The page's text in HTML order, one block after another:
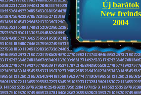
Új barátok
New freinds
2004